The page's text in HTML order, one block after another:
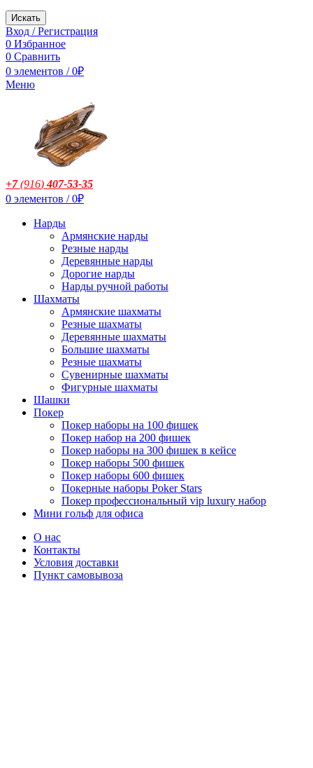
Искать
Вход / Регистрация
0 Избранное
0 Сравнить
0 элементов / 0₽
Меню
+7(916)407-53-35
0 элементов / 0₽
Нарды
Армянские нарды
Резные нарды
Деревянные нарды
Дорогие нарды
Нарды ручной работы
Шахматы
Армянские шахматы
Резные шахматы
Деревянные шахматы
Большие шахматы
Резные шахматы
Сувенирные шахматы
Фигурные шахматы
Шашки
Покер
Покер наборы на 100 фишек
Покер набор на 200 фишек
Покер наборы на 300 фишек в кейсе
Покер наборы 500 фишек
Покер наборы 600 фишек
Покерные наборы Poker Stars
Покер профессиональный vip luxury набор
Мини гольф для офиса
О нас
Контакты
Условия доставки
Пункт самовывоза